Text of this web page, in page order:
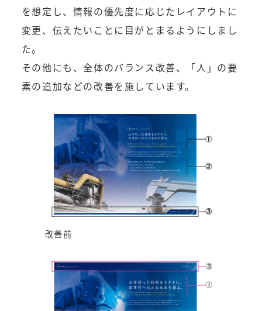
を想定し、情報の優先度に応じたレイアウトに
変更、伝えたいことに目がとまるようにしまし
た。
その他にも、全体のバランス改善、「人」の要
素の追加などの改善を施しています。
改善前